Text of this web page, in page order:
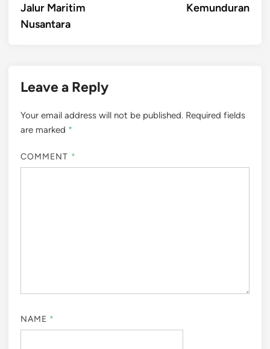
Jalur Maritim
Nusantara
Kemunduran
Leave a Reply
Your email address will not be published. Required fields
are marked *
COMMENT *
NAME *